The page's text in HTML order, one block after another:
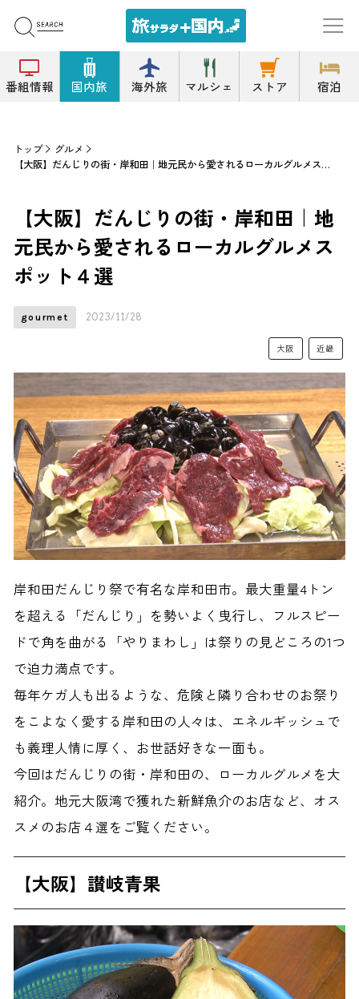
番組情報 国内旅 海外旅 マルシェ ストア 宿泊
トップ
グルメ
【大阪】だんじりの街・岸和田｜地元民から愛されるローカルグルメスポット４選
【大阪】だんじりの街・岸和田｜地
元民から愛されるローカルグルメス
ポット４選
gourmet 2023/11/28
大阪 近畿
岸和田だんじり祭で有名な岸和田市。最大重量4トン
を超える「だんじり」を勢いよく曳行し、フルスピー
ドで角を曲がる「やりまわし」は祭りの見どころの1つ
で迫力満点です。
毎年ケガ人も出るような、危険と隣り合わせのお祭り
をこよなく愛する岸和田の人々は、エネルギッシュで
も義理人情に厚く、お世話好きな一面も。
今回はだんじりの街・岸和田の、ローカルグルメを大
紹介。地元大阪湾で獲れた新鮮魚介のお店など、オス
スメのお店４選をご覧ください。
【大阪】讃岐青果